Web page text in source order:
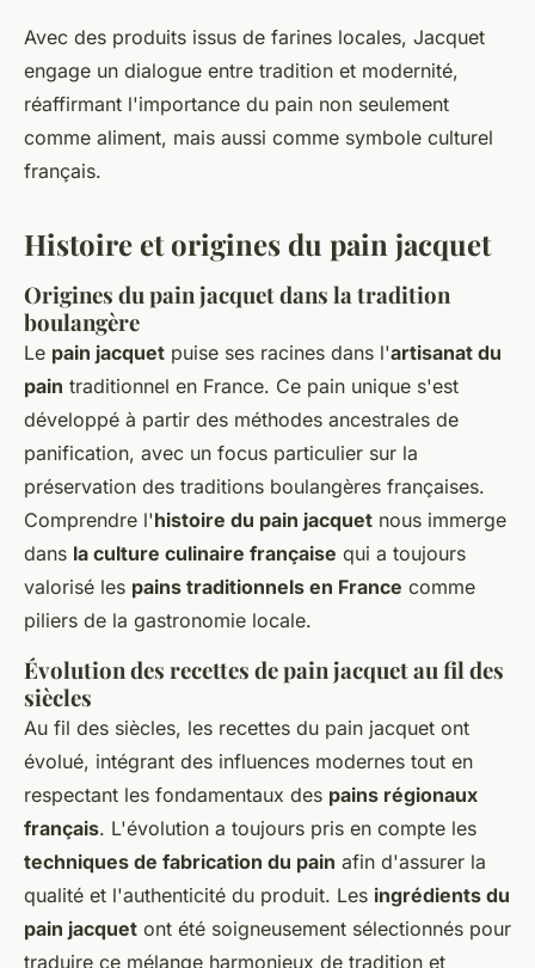
Avec des produits issus de farines locales, Jacquet
engage un dialogue entre tradition et modernité,
réaffirmant l'importance du pain non seulement
comme aliment, mais aussi comme symbole culturel
français.
Histoire et origines du pain jacquet
Origines du pain jacquet dans la tradition
boulangère
Le pain jacquet puise ses racines dans l'artisanat du
pain traditionnel en France. Ce pain unique s'est
développé à partir des méthodes ancestrales de
panification, avec un focus particulier sur la
préservation des traditions boulangères françaises.
Comprendre l'histoire du pain jacquet nous immerge
dans la culture culinaire française qui a toujours
valorisé les pains traditionnels en France comme
piliers de la gastronomie locale.
Évolution des recettes de pain jacquet au fil des
siècles
Au fil des siècles, les recettes du pain jacquet ont
évolué, intégrant des influences modernes tout en
respectant les fondamentaux des pains régionaux
français. L'évolution a toujours pris en compte les
techniques de fabrication du pain afin d'assurer la
qualité et l'authenticité du produit. Les ingrédients du
pain jacquet ont été soigneusement sélectionnés pour
traduire ce mélange harmonieux de tradition et